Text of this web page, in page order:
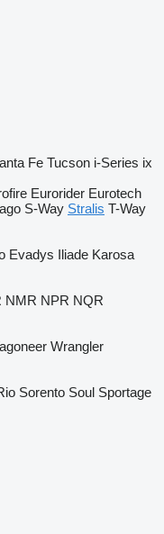
Fe Tucson i-Series ix
Eurorider Eurotech
S-Way Stralis T-Way
Evadys Iliade Karosa
NMR NPR NQR
Wrangler
Sorento Soul Sportage